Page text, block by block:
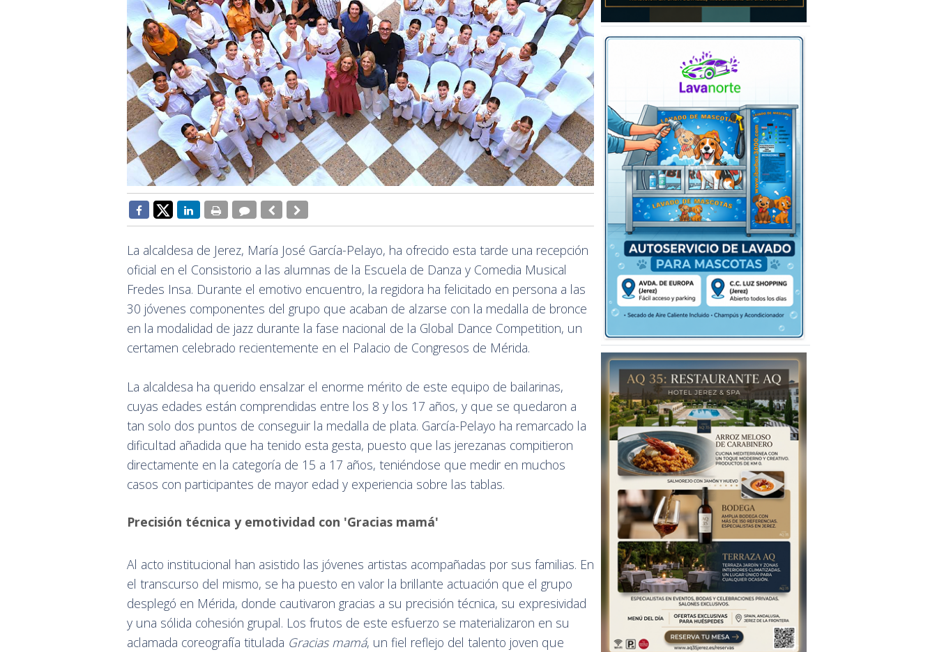
La alcaldesa de Jerez, María José García-Pelayo, ha ofrecido esta tarde una recepción
oficial en el Consistorio a las alumnas de la Escuela de Danza y Comedia Musical
Fredes Insa. Durante el emotivo encuentro, la regidora ha felicitado en persona a las
30 jóvenes componentes del grupo que acaban de alzarse con la medalla de bronce
en la modalidad de jazz durante la fase nacional de la Global Dance Competition, un
certamen celebrado recientemente en el Palacio de Congresos de Mérida.
La alcaldesa ha querido ensalzar el enorme mérito de este equipo de bailarinas,
cuyas edades están comprendidas entre los 8 y los 17 años, y que se quedaron a
tan solo dos puntos de conseguir la medalla de plata. García-Pelayo ha remarcado la
dificultad añadida que ha tenido esta gesta, puesto que las jerezanas compitieron
directamente en la categoría de 15 a 17 años, teniéndose que medir en muchos
casos con participantes de mayor edad y experiencia sobre las tablas.
Precisión técnica y emotividad con 'Gracias mamá'
Al acto institucional han asistido las jóvenes artistas acompañadas por sus familias. En
el transcurso del mismo, se ha puesto en valor la brillante actuación que el grupo
desplegó en Mérida, donde cautivaron gracias a su precisión técnica, su expresividad
y una sólida cohesión grupal. Los frutos de este esfuerzo se materializaron en su
aclamada coreografía titulada Gracias mamá, un fiel reflejo del talento joven que